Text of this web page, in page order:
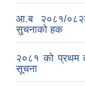
आ.ब २०८१/
सुचनाको हक
२०८१ को प्रथम
सूचना